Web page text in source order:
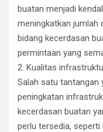
buatan menjadi
meningkatkan jumlah
bidang kecerdasan
permintaan yang
2. Kualitas
Salah satu tantangan
peningkatan
kecerdasan buatan
perlu tersedia,